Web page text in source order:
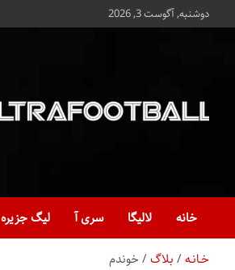
محتوا
دوشنبه, آگوست 3, 2026
Ultrafootball
خانه
لالیگا سری آ لیگ جزیره
خـانـه بلاگ خوندم